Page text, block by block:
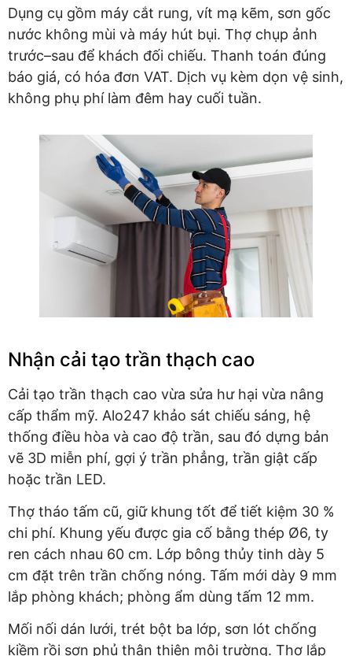
Dụng cụ gồm máy cắt rung, vít mạ kẽm, sơn gốc
nước không mùi và máy hút bụi. Thợ chụp ảnh
trước–sau để khách đối chiếu. Thanh toán đúng
báo giá, có hóa đơn VAT. Dịch vụ kèm dọn vệ sinh,
không phụ phí làm đêm hay cuối tuần.
Nhận cải tạo trần thạch cao
Cải tạo trần thạch cao vừa sửa hư hại vừa nâng
cấp thẩm mỹ. Alo247 khảo sát chiếu sáng, hệ
thống điều hòa và cao độ trần, sau đó dựng bản
vẽ 3D miễn phí, gợi ý trần phẳng, trần giật cấp
hoặc trần LED.
Thợ tháo tấm cũ, giữ khung tốt để tiết kiệm 30 %
chi phí. Khung yếu được gia cố bằng thép Ø6, ty
ren cách nhau 60 cm. Lớp bông thủy tinh dày 5
cm đặt trên trần chống nóng. Tấm mới dày 9 mm
lắp phòng khách; phòng ẩm dùng tấm 12 mm.
Mối nối dán lưới, trét bột ba lớp, sơn lót chống
kiềm rồi sơn phủ thân thiện môi trường. Thợ lắp